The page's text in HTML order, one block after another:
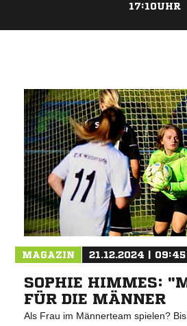
17:10UHR
MAGAZIN 21.12.2024 | 09:45
SOPHIE HIMMES:
FÜR DIE MÄNNER
Als Frau im Männerteam spielen?